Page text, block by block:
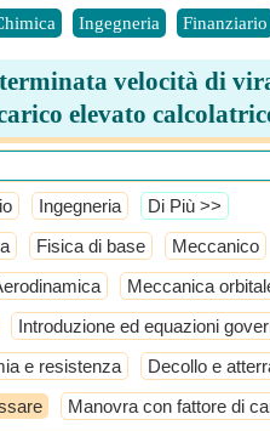
Ingegneria Finanziario
velocità di
elevato
Ingegneria ​Di Più >>
Fisica di base Meccanico
Meccanica
Introduzione ed equazioni
e resistenza Decollo e
Manovra con fattore di